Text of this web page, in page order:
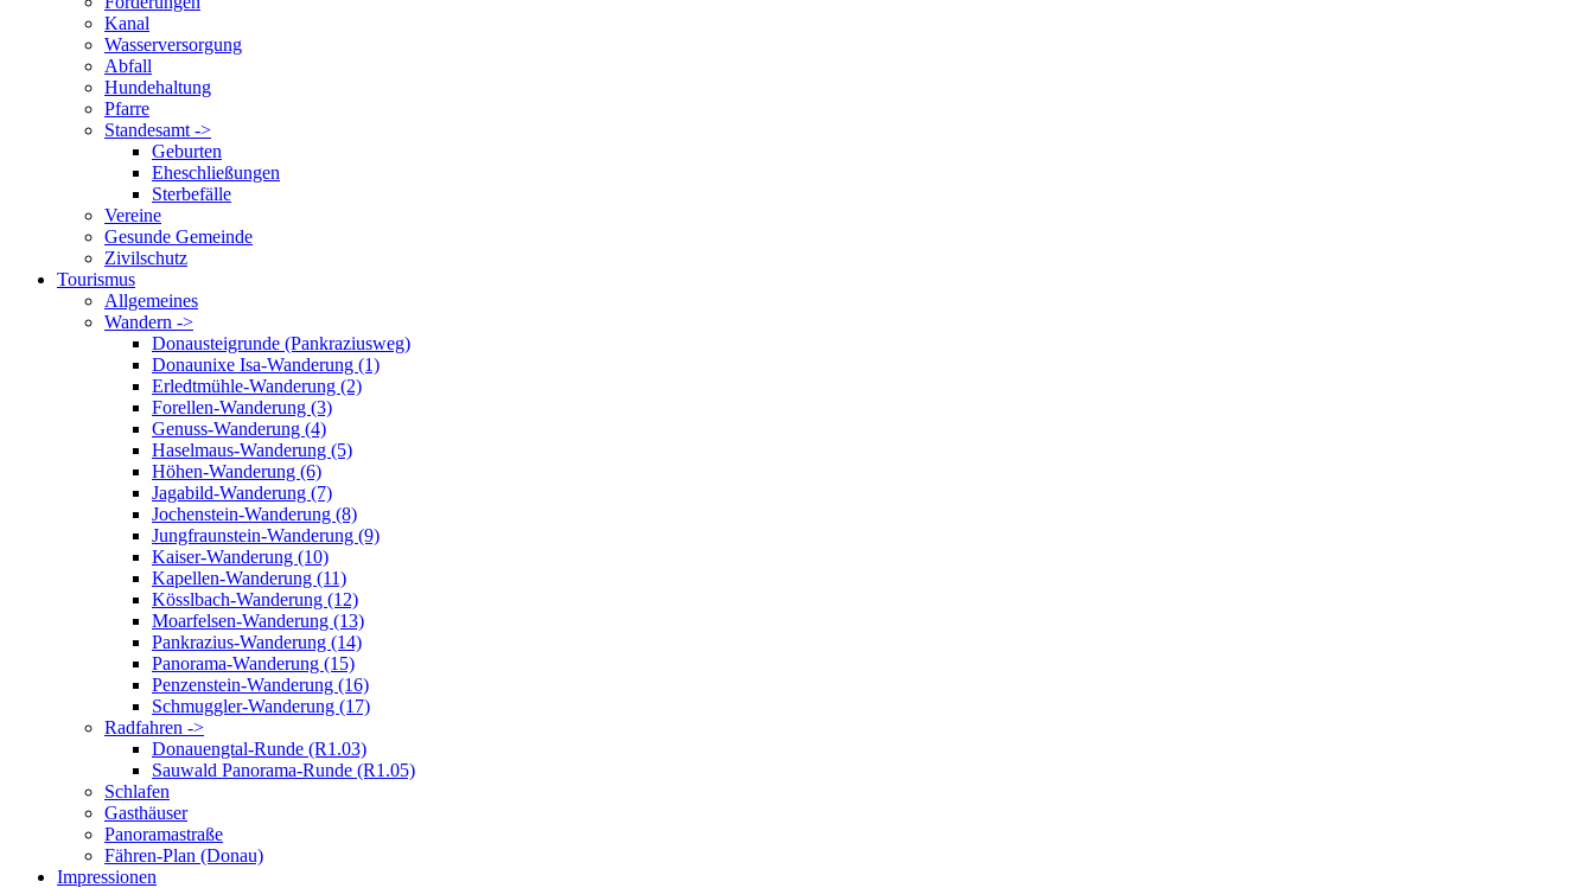
Kanal
Wasserversorgung
Abfall
Hundehaltung
Pfarre
Standesamt ->
Geburten
Eheschließungen
Sterbefälle
Vereine
Gesunde Gemeinde
Zivilschutz
Tourismus
Allgemeines
Wandern ->
Donausteigrunde (Pankraziusweg)
Donaunixe Isa-Wanderung (1)
Erledtmühle-Wanderung (2)
Forellen-Wanderung (3)
Genuss-Wanderung (4)
Haselmaus-Wanderung (5)
Höhen-Wanderung (6)
Jagabild-Wanderung (7)
Jochenstein-Wanderung (8)
Jungfraunstein-Wanderung (9)
Kaiser-Wanderung (10)
Kapellen-Wanderung (11)
Kösslbach-Wanderung (12)
Moarfelsen-Wanderung (13)
Pankrazius-Wanderung (14)
Panorama-Wanderung (15)
Penzenstein-Wanderung (16)
Schmuggler-Wanderung (17)
Radfahren ->
Donauengtal-Runde (R1.03)
Sauwald Panorama-Runde (R1.05)
Schlafen
Gasthäuser
Panoramastraße
Fähren-Plan (Donau)
Impressionen